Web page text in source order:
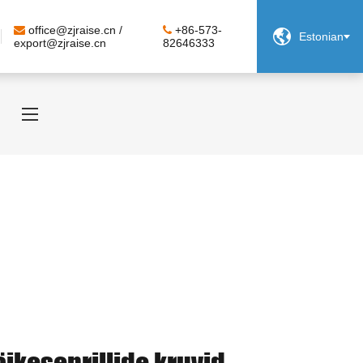
office@zjraise.cn /
export@zjraise.cn
+86-573-
82646333
 Estonian